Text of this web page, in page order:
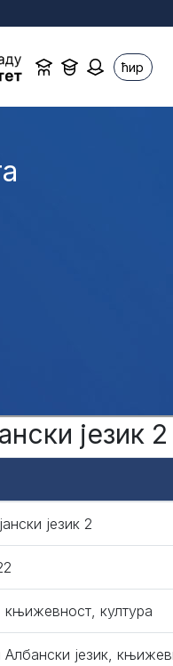
ћир
језик 2
језик 2
књижевност, култура
језик,